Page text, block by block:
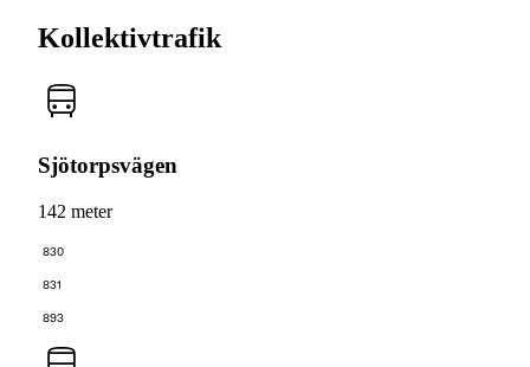
Kollektivtrafik
Sjötorpsvägen
142 meter
830
831
893